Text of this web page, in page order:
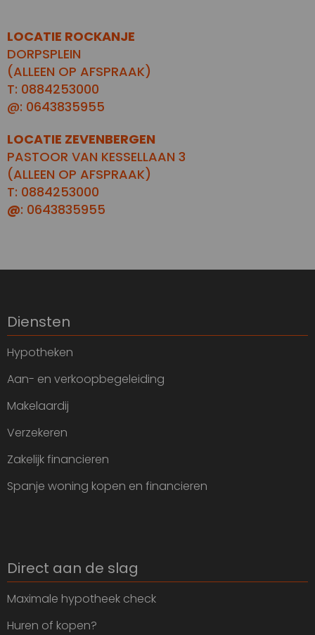
LOCATIE ROCKANJE
DORPSPLEIN
(ALLEEN OP AFSPRAAK)
T: 0884253000
@: 0643835955
LOCATIE ZEVENBERGEN
PASTOOR VAN KESSELLAAN 3
(ALLEEN OP AFSPRAAK)
T: 0884253000
@: 0643835955
Diensten
Hypotheken
Aan- en verkoopbegeleiding
Makelaardij
Verzekeren
Zakelijk financieren
Spanje woning kopen en financieren
Direct aan de slag
Maximale hypotheek check
Huren of kopen?